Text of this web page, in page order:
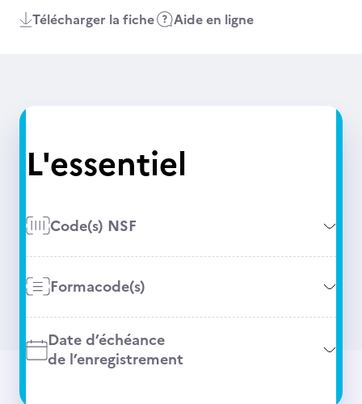
Télécharger la fiche Aide en ligne
L'essentiel
Code(s) NSF
Formacode(s)
Date d’échéance
de l’enregistrement